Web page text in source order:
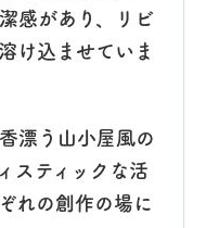
感があり、リビ
け込ませていま
漂う山小屋風の
スティックな活
れの創作の場に